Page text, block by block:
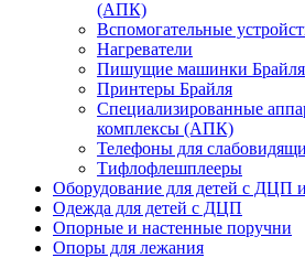
(АПК)
Вспомогательные
Нагреватели
Пишущие машинки Брайля
Принтеры Брайля
Специализированные
комплексы (АПК)
Телефоны для
Тифлофлешплееры
Оборудование для детей с ДЦП
Одежда для детей с ДЦП
Опорные и настенные поручни
Опоры для лежания